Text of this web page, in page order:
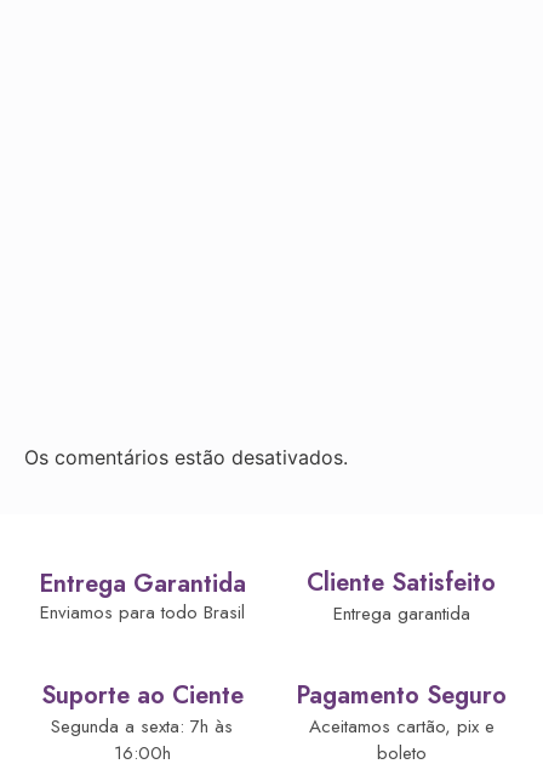
Os comentários estão desativados.
Entrega Garantida
Enviamos para todo Brasil
Cliente Satisfeito
Entrega garantida
Suporte ao Ciente
Segunda a sexta: 7h às
16:00h
Pagamento Seguro
Aceitamos cartão, pix e
boleto